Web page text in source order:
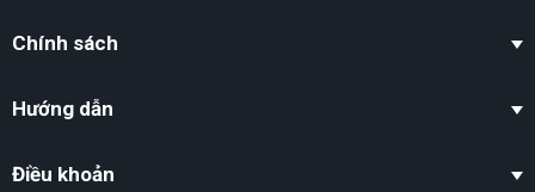
Chính sách
Hướng dẫn
Điều khoản